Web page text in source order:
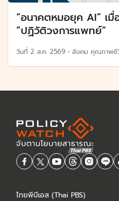
“อนาคตหมอยุค AI” เมื่
”ปฏิวัติวงการแพทย์“
วันที่ 2 ส.ค. 2569 • สังคม คุณภาพชี
ไทยพีบีเอส (Thai PBS)